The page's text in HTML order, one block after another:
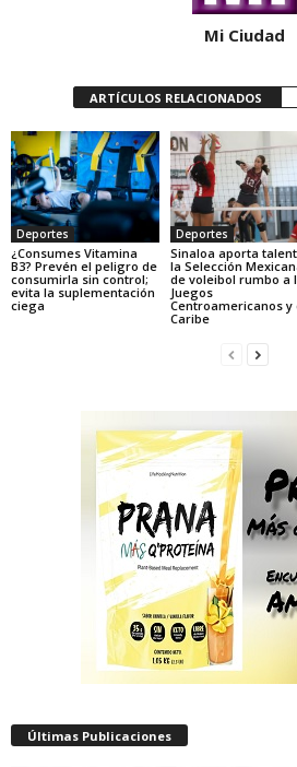
Mi Ciudad
ARTÍCULOS RELACIONADOS
Deportes
¿Consumes Vitamina
B3? Prevén el peligro de
consumirla sin control;
evita la suplementación
ciega
Deportes
Sinaloa aporta
la Selección
de voleibol rumbo a
Juegos
Centroamericanos y
Caribe
Últimas Publicaciones